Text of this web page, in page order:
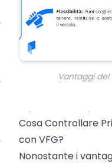
Vantaggi
Cosa Controllare
con VFG?
Nonostante i